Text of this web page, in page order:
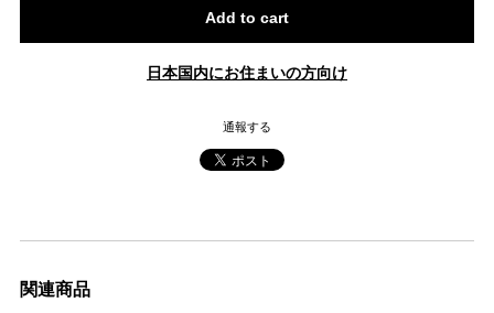
Add to cart
日本国内にお住まいの方向け
通報する
関連商品